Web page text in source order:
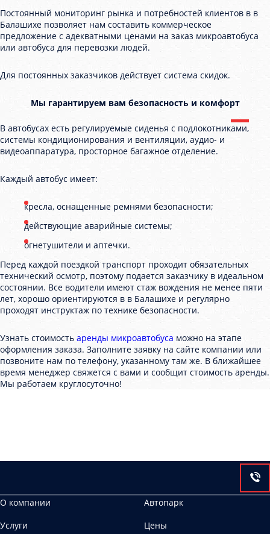
Постоянный мониторинг рынка и потребностей клиентов в в
Балашихе позволяет нам составить коммерческое
предложение с адекватными ценами на заказ микроавтобуса
или автобуса для перевозки людей.
Для постоянных заказчиков действует система скидок.
Мы гарантируем вам безопасность и комфорт
В автобусах есть регулируемые сиденья с подлокотниками,
системы кондиционирования и вентиляции, аудио- и
видеоаппаратура, просторное багажное отделение.
Каждый автобус имеет:
кресла, оснащенные ремнями безопасности;
действующие аварийные системы;
огнетушители и аптечки.
Перед каждой поездкой транспорт проходит обязательных
технический осмотр, поэтому подается заказчику в идеальном
состоянии. Все водители имеют стаж вождения не менее пяти
лет, хорошо ориентируются в в Балашихе и регулярно
проходят инструктаж по технике безопасности.
Узнать стоимость аренды микроавтобуса можно на этапе
оформления заказа. Заполните заявку на сайте компании или
позвоните нам по телефону, указанному там же. В ближайшее
время менеджер свяжется с вами и сообщит стоимость аренды.
Мы работаем круглосуточно!
О компании
Автопарк
Услуги
Цены